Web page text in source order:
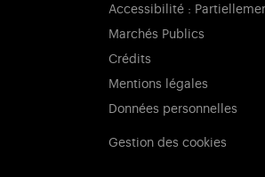
Accessibilité :
Marchés Publics
Crédits
Mentions légales
Données personnelles
Gestion des cookies